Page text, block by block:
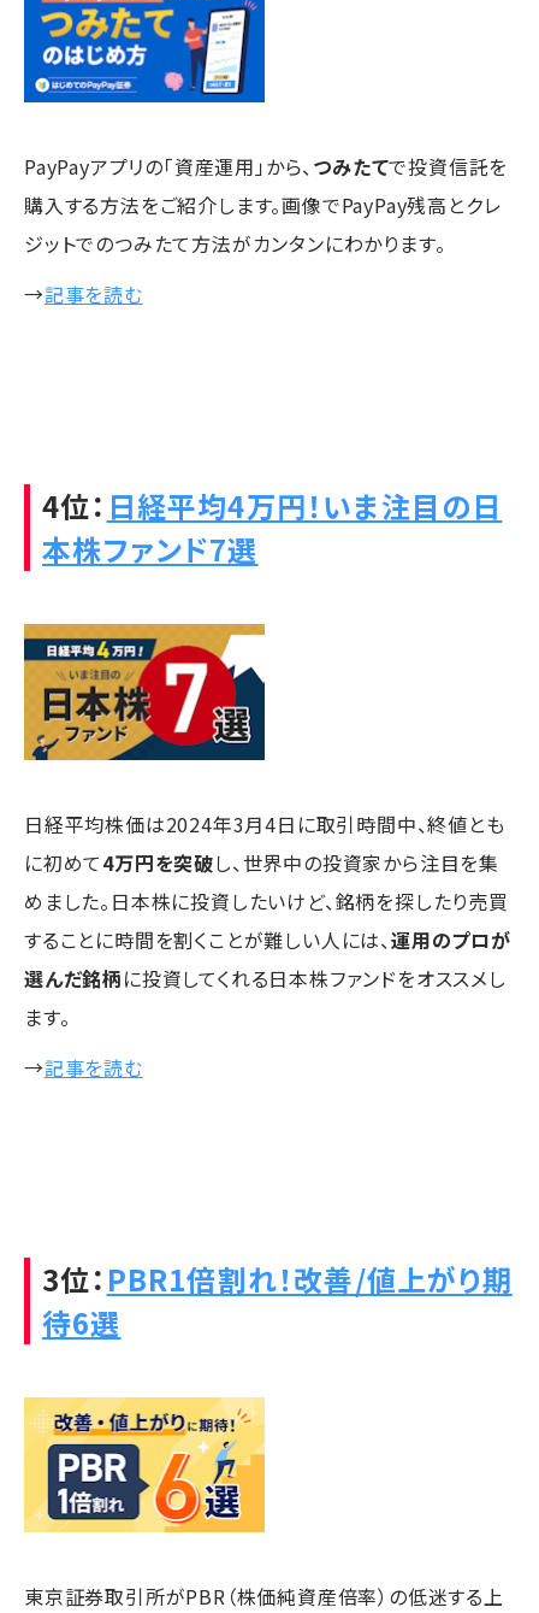
PayPayアプリの「資産運用」から、つみたてで投資信託を
購入する方法をご紹介します。画像でPayPay残高とクレ
ジットでのつみたて方法がカンタンにわかります。
→記事を読む
4位： 日経平均4万円！いま注目の日
本株ファンド7選
日経平均株価は2024年3月4日に取引時間中、終値とも
に初めて4万円を突破し、世界中の投資家から注目を集
めました。日本株に投資したいけど、銘柄を探したり売買
することに時間を割くことが難しい人には、運用のプロが
選んだ銘柄に投資してくれる日本株ファンドをオススメし
ます。
→記事を読む
3位： PBR1倍割れ！改善/値上がり期
待6選
東京証券取引所がPBR（株価純資産倍率）の低迷する上